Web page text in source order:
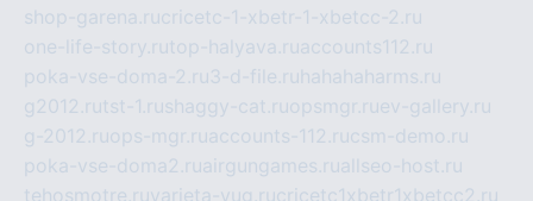
shop-garena.rucricetc-1-xbetr-1-xbetcc-2.ru
one-life-story.rutop-halyava.ruaccounts112.ru
poka-vse-doma-2.ru3-d-file.ru hahahaharms.ru
g2012.rutst-1.rushaggy-cat.ruopsmgr.ruev-gallery.ru
g-2012.ruops-mgr.ruaccounts-112.rucsm-demo.ru
poka-vse-doma2.ruairgungames.ruallseo-host.ru
tehosmotre.ruvarieta-yug.rucricetc1xbetr1xbetcc2.ru